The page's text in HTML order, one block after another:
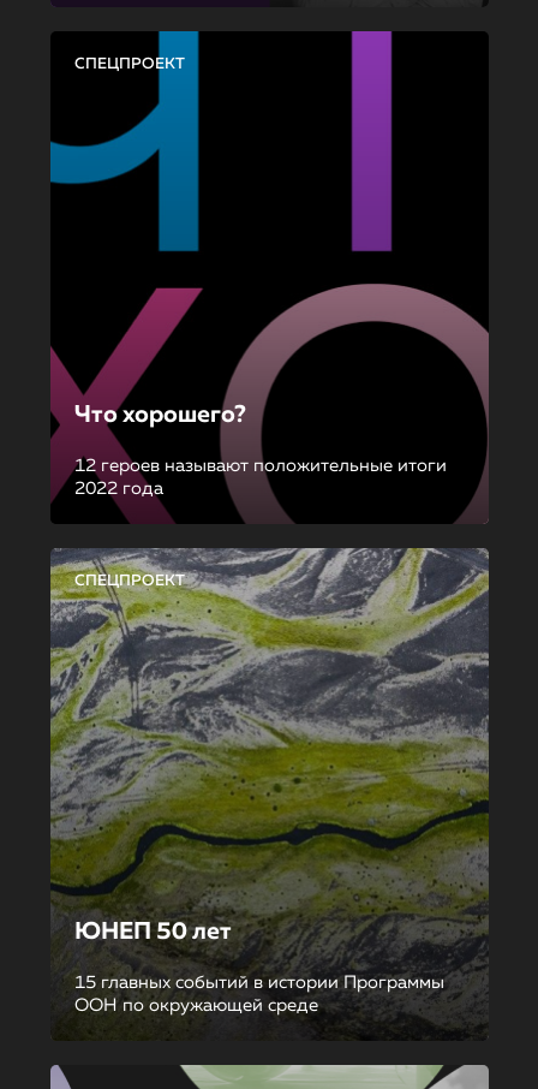
СПЕЦПРОЕКТ
Что хорошего?
12 героев называют положительные итоги
2022 года
СПЕЦПРОЕКТ
ЮНЕП 50 лет
15 главных событий в истории Программы
ООН по окружающей среде